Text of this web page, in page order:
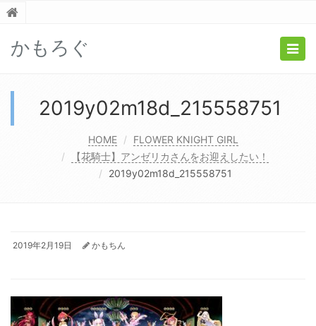
かもろぐ
2019y02m18d_215558751
HOME
FLOWER KNIGHT GIRL
【花騎士】アンゼリカさんをお迎えしたい！
2019y02m18d_215558751
2019年2月19日 かもちん